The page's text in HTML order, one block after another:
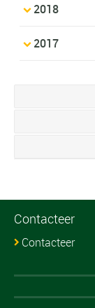
2018
2017
Contacteer
Contacteer